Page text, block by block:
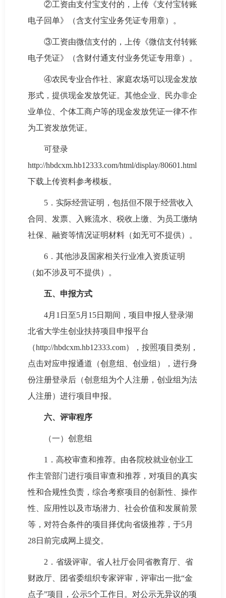
②工资由支付宝支付的，上传《支付宝转账
电子回单》（含支付宝业务凭证专用章）。
③工资由微信支付的，上传《微信支付转账
电子凭证》（含财付通支付业务凭证专用章）。
④农民专业合作社、家庭农场可以现金发放
形式，提供现金发放凭证。其他企业、民办非企
业单位、个体工商户等的现金发放凭证一律不作
为工资发放凭证。
可登录
http://hbdcxm.hb12333.com/html/display/80601.html
下载上传资料参考模板。
5．实际经营证明，包括但不限于经营收入
合同、发票、入账流水、税收上缴、为员工缴纳
社保、融资等情况证明材料（如无可不提供）。
6．其他涉及国家相关行业准入资质证明
（如不涉及可不提供）。
五、申报方式
4月1日至5月15日期间，项目申报人登录湖
北省大学生创业扶持项目申报平台
（http://hbdcxm.hb12333.com），按照项目类别，
点击对应申报通道（创意组、创业组），进行身
份注册登录后（创意组为个人注册，创业组为法
人注册）进行项目申报。
六、评审程序
（一）创意组
1．高校审查和推荐。由各院校就业创业工
作主管部门进行项目审查和推荐，对项目的真实
性和合规性负责，综合考察项目的创新性、操作
性、应用性以及市场潜力、社会价值和发展前景
等，对符合条件的项目择优向省级推荐，于5月
28日前完成网上提交。
2．省级评审。省人社厅会同省教育厅、省
财政厅、团省委组织专家评审，评审出一批“金
点子”项目，公示5个工作日。对公示无异议的项